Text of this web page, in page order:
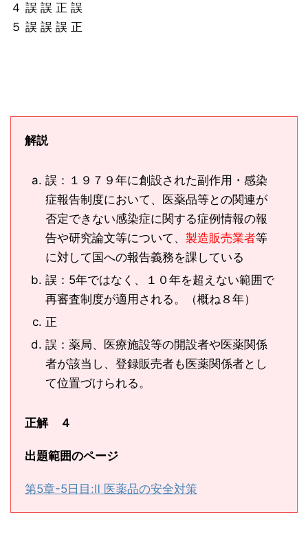
４ 誤 誤 正 誤
５ 誤 誤 誤 正
解説
誤：１９７９年に創設された副作用・感染
症報告制度において、医薬品等との関連が
否定できない感染症に関する症例情報の報
告や研究論文等について、 製造販売業者等
に対して国への報告義務を課している
誤：5年ではなく、１０年を超えない範囲で
再審査制度が適用される。（概ね８年）
正
誤：薬局、医療施設等の開設者や医薬関係
者が該当し、登録販売者も医薬関係者とし
て位置づけられる。
正解 ４
出題範囲のページ
第5章-5日目:Ⅱ 医薬品の安全対策